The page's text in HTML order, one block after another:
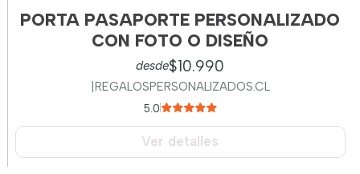
Agotado
PORTA PASAPORTE PERSONALIZADO
CON FOTO O DISEÑO
desde$10.990
REGALOSPERSONALIZADOS.CL
5.0
Ver detalles